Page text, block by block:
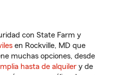
con State Farm y
en Rockville, MD que
muchas opciones, desde
hasta de alquiler y de